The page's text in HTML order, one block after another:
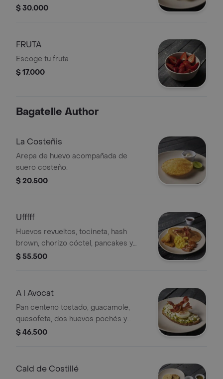
$ 30.000
FRUTA
Escoge tu fruta
$ 17.000
Bagatelle Author
La Costeñis
Arepa de huevo acompañada de
suero costeño.
$ 20.500
Ufffff
Huevos revueltos, tocineta, hash
brown, chorizo cóctel, pancakes y
miel de maple.
$ 55.500
A l Avocat
Pan centeno tostado, guacamole,
quesofeta, dos huevos pochés y
tocineta
$ 46.500
Cald de Costillé